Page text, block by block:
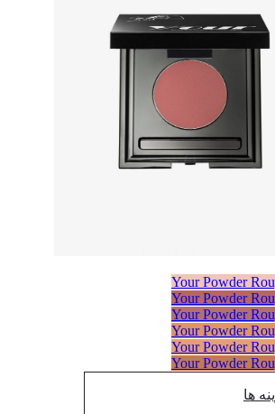
Your Powder
Your Powder
Your Powder
Your Powder
Your Powder
Your Powder